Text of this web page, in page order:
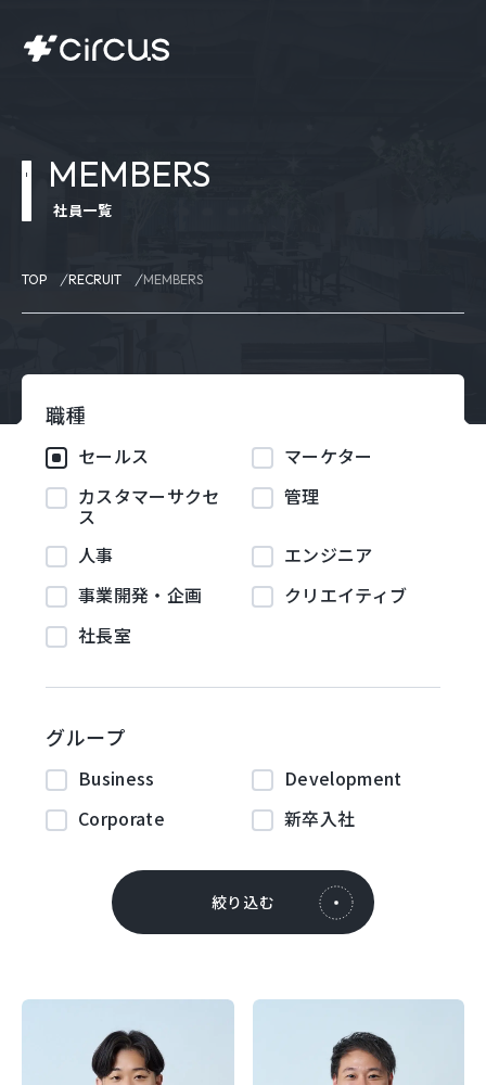
MEMBERS
社員一覧
TOP RECRUIT MEMBERS
職種
セールス
マーケター
カスタマーサクセ
ス
管理
人事
エンジニア
事業開発・企画
クリエイティブ
社長室
グループ
Business
Development
Corporate
新卒入社
絞り込む